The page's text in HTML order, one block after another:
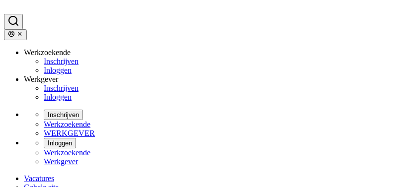
Werkzoekende
Inschrijven
Inloggen
Werkgever
Inschrijven
Inloggen
Inschrijven
Werkzoekende
WERKGEVER
Inloggen
Werkzoekende
Werkgever
Vacatures